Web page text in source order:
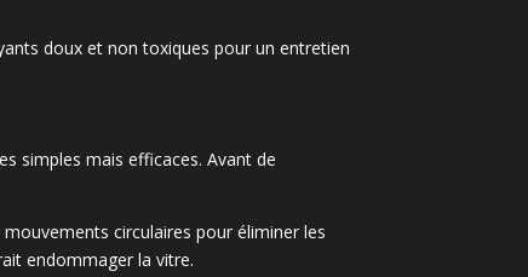
doux et non toxiques pour un entretien
simples mais efficaces. Avant de
circulaires pour éliminer les
endommager la vitre.